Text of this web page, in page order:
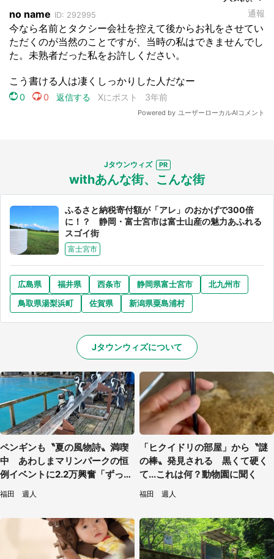
Jタウンウィズ
withあんな街、こんな街
ふるさと納税寄付額が「アレ」のおかげで300倍
に！？ 静岡・富士宮市は富士山産の魅力あふれる
スゴイ街
富士宮市
広島県 福井県 西条市 静岡県富士宮市
北九州市
鳥取県湯梨浜町
佐賀県 新潟県粟島浦村
Jタウンウィズについて
ペンギンも〝夏の風物詩〟満喫
中 あわしまマリンパークの恒
例イベントに2.2万興奮「ずっと
見てたい」
福田 週人
「ヒクイドリの部屋」から〝謎
の棒〟発見される 黒くて硬く
て...これは何？動物園に聞く
福田 週人